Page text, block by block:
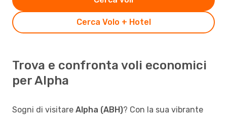
Cerca Volo + Hotel
Trova e confronta voli economici
per Alpha
Sogni di visitare Alpha (ABH)? Con la sua vibrante